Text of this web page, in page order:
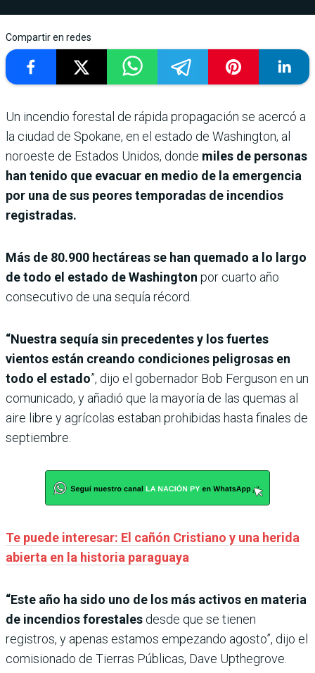
Compartir en redes
Un incendio forestal de rápida propagación se acercó a
la ciudad de Spokane, en el estado de Washington, al
noroeste de Estados Unidos, donde miles de personas
han tenido que evacuar en medio de la emergencia
por una de sus peores temporadas de incendios
registradas.
Más de 80.900 hectáreas se han quemado a lo largo
de todo el estado de Washington por cuarto año
consecutivo de una sequía récord.
“Nuestra sequía sin precedentes y los fuertes
vientos están creando condiciones peligrosas en
todo el estado”, dijo el gobernador Bob Ferguson en un
comunicado, y añadió que la mayoría de las quemas al
aire libre y agrícolas estaban prohibidas hasta finales de
septiembre.
Te puede interesar: El cañón Cristiano y una herida
abierta en la historia paraguaya
“Este año ha sido uno de los más activos en materia
de incendios forestales desde que se tienen
registros, y apenas estamos empezando agosto”, dijo el
comisionado de Tierras Públicas, Dave Upthegrove.